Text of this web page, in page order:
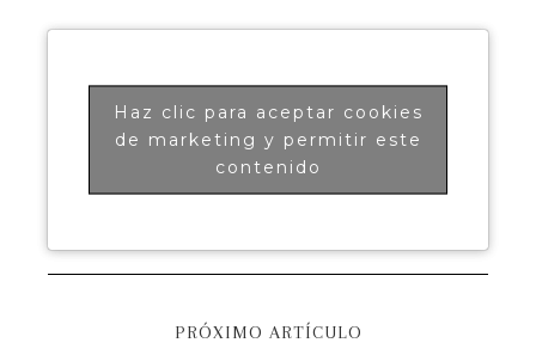
Haz clic para aceptar cookies
de marketing y permitir este
contenido
PRÓXIMO ARTÍCULO